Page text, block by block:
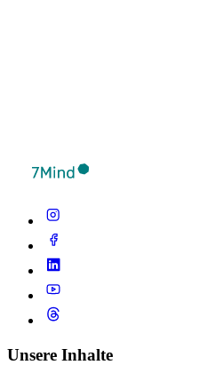
Unsere Inhalte